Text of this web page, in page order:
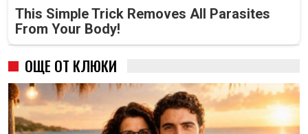
This Simple Trick Removes All Parasites
From Your Body!
ОЩЕ ОТ КЛЮКИ